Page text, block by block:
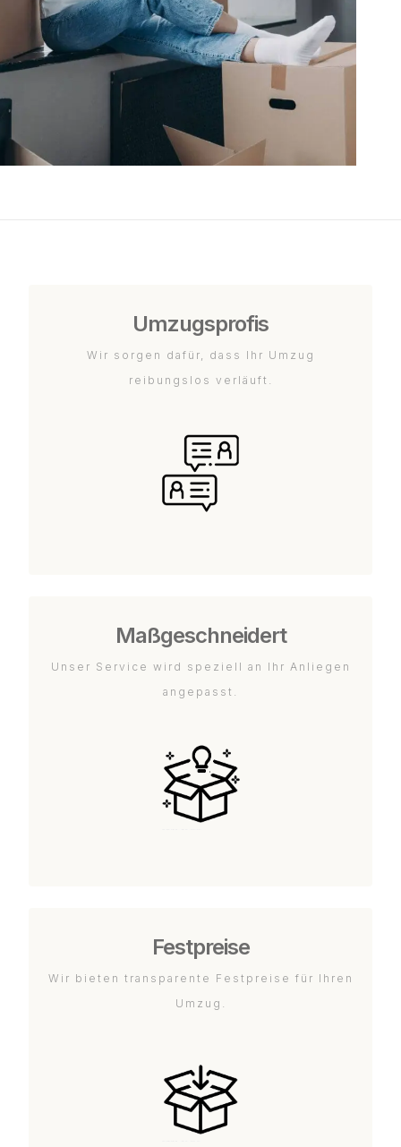
Umzugsprofis
Wir sorgen dafür, dass Ihr Umzug
reibungslos verläuft.
Maßgeschneidert
Unser Service wird speziell an Ihr Anliegen
angepasst.
Festpreise
Wir bieten transparente Festpreise für Ihren
Umzug.